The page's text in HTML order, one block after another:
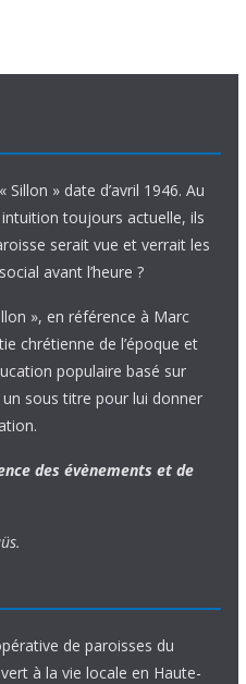
» date d’avril 1946. Au
toujours actuelle, ils
serait vue et verrait les
avant l’heure ?
», en référence à Marc
chrétienne de l’époque et
populaire basé sur
un sous titre pour lui donner
des évènements et de
de paroisses du
à la vie locale en Haute-